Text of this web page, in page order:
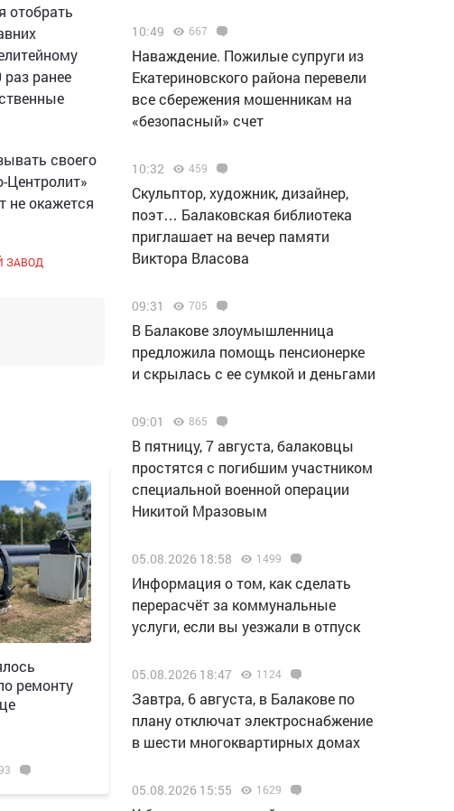
отобрать
ранее
своего
Центролит»
не окажется
ЗАВОД
ремонту
10:49 667
Наваждение. Пожилые супруги из
Екатериновского района перевели
все сбережения мошенникам на
«безопасный» счет
10:32 459
Скульптор, художник, дизайнер,
поэт… Балаковская библиотека
приглашает на вечер памяти
Виктора Власова
09:31 705
В Балакове злоумышленница
предложила помощь пенсионерке
и скрылась с ее сумкой и деньгами
09:01 865
В пятницу, 7 августа, балаковцы
простятся с погибшим участником
специальной военной операции
Никитой Мразовым
05.08.2026 18:58 1499
Информация о том, как сделать
перерасчёт за коммунальные
услуги, если вы уезжали в отпуск
05.08.2026 18:47 1124
Завтра, 6 августа, в Балакове по
плану отключат электроснабжение
в шести многоквартирных домах
05.08.2026 15:55 1629